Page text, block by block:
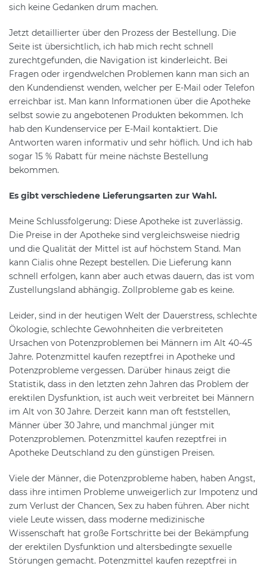
sich keine Gedanken drum machen.
Jetzt detaillierter über den Prozess der Bestellung. Die
Seite ist übersichtlich, ich hab mich recht schnell
zurechtgefunden, die Navigation ist kinderleicht. Bei
Fragen oder irgendwelchen Problemen kann man sich an
den Kundendienst wenden, welcher per E-Mail oder Telefon
erreichbar ist. Man kann Informationen über die Apotheke
selbst sowie zu angebotenen Produkten bekommen. Ich
hab den Kundenservice per E-Mail kontaktiert. Die
Antworten waren informativ und sehr höflich. Und ich hab
sogar 15 % Rabatt für meine nächste Bestellung
bekommen.
Es gibt verschiedene Lieferungsarten zur Wahl.
Meine Schlussfolgerung: Diese Apotheke ist zuverlässig.
Die Preise in der Apotheke sind vergleichsweise niedrig
und die Qualität der Mittel ist auf höchstem Stand. Man
kann Cialis ohne Rezept bestellen. Die Lieferung kann
schnell erfolgen, kann aber auch etwas dauern, das ist vom
Zustellungsland abhängig. Zollprobleme gab es keine.
Leider, sind in der heutigen Welt der Dauerstress, schlechte
Ökologie, schlechte Gewohnheiten die verbreiteten
Ursachen von Potenzproblemen bei Männern im Alt 40-45
Jahre. Potenzmittel kaufen rezeptfrei in Apotheke und
Potenzprobleme vergessen. Darüber hinaus zeigt die
Statistik, dass in den letzten zehn Jahren das Problem der
erektilen Dysfunktion, ist auch weit verbreitet bei Männern
im Alt von 30 Jahre. Derzeit kann man oft feststellen,
Männer über 30 Jahre, und manchmal jünger mit
Potenzproblemen. Potenzmittel kaufen rezeptfrei in
Apotheke Deutschland zu den günstigen Preisen.
Viele der Männer, die Potenzprobleme haben, haben Angst,
dass ihre intimen Probleme unweigerlich zur Impotenz und
zum Verlust der Chancen, Sex zu haben führen. Aber nicht
viele Leute wissen, dass moderne medizinische
Wissenschaft hat große Fortschritte bei der Bekämpfung
der erektilen Dysfunktion und altersbedingte sexuelle
Störungen gemacht. Potenzmittel kaufen rezeptfrei in